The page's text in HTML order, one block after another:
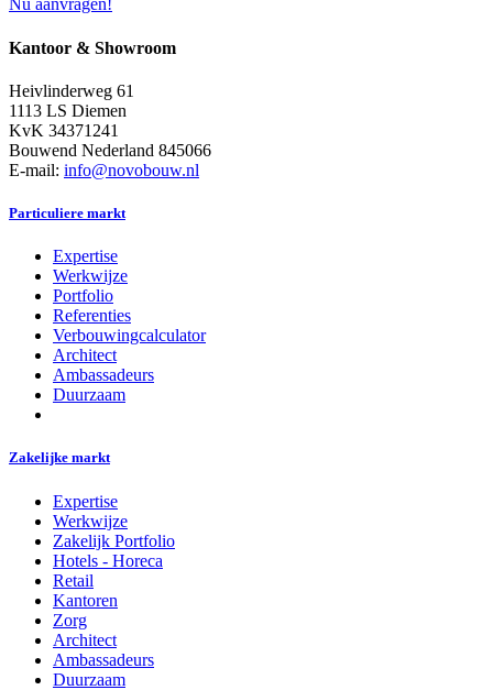
Nu aanvragen!
Kantoor & Showroom
Heivlinderweg 61
1113 LS Diemen
KvK 34371241
Bouwend Nederland 845066
E-mail: info@novobouw.nl
Particuliere markt
Expertise
Werkwijze
Portfolio
Referenties
Verbouwingcalculator
Architect
Ambassadeurs
Duurzaam
Zakelijke markt
Expertise
Werkwijze
Zakelijk Portfolio
Hotels - Horeca
Retail
Kantoren
Zorg
Architect
Ambassadeurs
Duurzaam